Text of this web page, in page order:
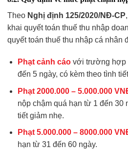
Theo Nghị định 125/2020/NĐ-CP
khai quyết toán thuế thu nhập
quyết toán thuế thu nhập cá nhân
Phạt cảnh cáovới trường hợp
đến 5 ngày, có kèm theo tình
Phạt 2000.000 – 5.000.000
nộp chậm quá hạn từ 1 đến 30
tiết giảm nhẹ.
Phạt 5.000.000 – 8000.000
hạn từ 31 đến 60 ngày.